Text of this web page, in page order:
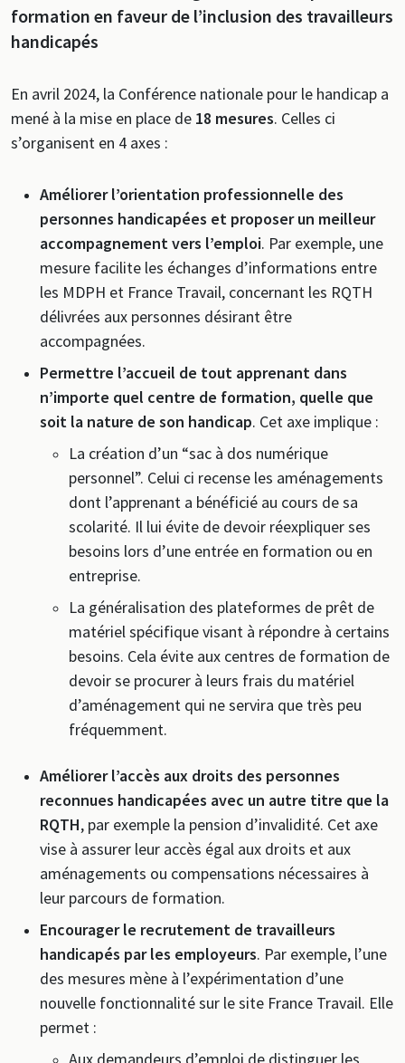
formation en faveur de l’inclusion des travailleurs
handicapés
En avril 2024, la Conférence nationale pour le handicap a
mené à la mise en place de 18 mesures. Celles ci
s’organisent en 4 axes :
Améliorer l’orientation professionnelle des
personnes handicapées et proposer un meilleur
accompagnement vers l’emploi. Par exemple, une
mesure facilite les échanges d’informations entre
les MDPH et France Travail, concernant les RQTH
délivrées aux personnes désirant être
accompagnées.
Permettre l’accueil de tout apprenant dans
n’importe quel centre de formation, quelle que
soit la nature de son handicap. Cet axe implique :
La création d’un “sac à dos numérique
personnel”. Celui ci recense les aménagements
dont l’apprenant a bénéficié au cours de sa
scolarité. Il lui évite de devoir réexpliquer ses
besoins lors d’une entrée en formation ou en
entreprise.
La généralisation des plateformes de prêt de
matériel spécifique visant à répondre à certains
besoins. Cela évite aux centres de formation de
devoir se procurer à leurs frais du matériel
d’aménagement qui ne servira que très peu
fréquemment.
Améliorer l’accès aux droits des personnes
reconnues handicapées avec un autre titre que la
RQTH, par exemple la pension d’invalidité. Cet axe
vise à assurer leur accès égal aux droits et aux
aménagements ou compensations nécessaires à
leur parcours de formation.
Encourager le recrutement de travailleurs
handicapés par les employeurs. Par exemple, l’une
des mesures mène à l’expérimentation d’une
nouvelle fonctionnalité sur le site France Travail. Elle
permet :